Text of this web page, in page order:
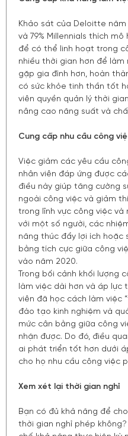
Khảo sát của Deloitte năm
và 79% Millennials thích
để có thể linh hoạt trong
nhiều thời gian hơn để làm
gặp gia đình hơn, hoàn
có sức khỏe tinh thần tốt
viên quyền quản lý thời
nâng cao năng suất và
Cung cấp nhu cầu công
Việc giảm các yêu cầu
nhân viên đáp ứng được
điều này giúp tăng cường
ngoài công việc và giảm
trong lĩnh vực công việc và
với một số người, các
năng thúc đẩy lợi ích hoặc
bằng tích cực giữa công
vào năm 2020.
Trong bối cảnh khối lượng
làm việc dài hơn và áp lực
viên đã học cách làm việc
đào tạo kinh nghiệm và
mức cân bằng giữa công
nhận được. Do đó, điều
ai phát triển tốt hơn dưới
cho họ nhu cầu công việc
Xem xét lại thời gian nghỉ
Bạn có đủ khả năng để
thời gian nghỉ phép không?